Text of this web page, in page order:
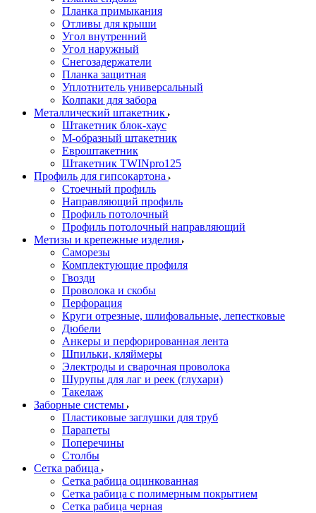
Планка примыкания
Отливы для крыши
Угол внутренний
Угол наружный
Снегозадержатели
Планка защитная
Уплотнитель универсальный
Колпаки для забора
Металлический штакетник
Штакетник блок-хаус
М-образный штакетник
Евроштакетник
Штакетник TWINpro125
Профиль для гипсокартона
Стоечный профиль
Направляющий профиль
Профиль потолочный
Профиль потолочный направляющий
Метизы и крепежные изделия
Саморезы
Комплектующие профиля
Гвозди
Проволока и скобы
Перфорация
Круги отрезные, шлифовальные, лепестковые
Дюбели
Анкеры и перфорированная лента
Шпильки, кляймеры
Электроды и сварочная проволока
Шурупы для лаг и реек (глухари)
Такелаж
Заборные системы
Пластиковые заглушки для труб
Парапеты
Поперечины
Столбы
Сетка рабица
Сетка рабица оцинкованная
Сетка рабица с полимерным покрытием
Сетка рабица черная